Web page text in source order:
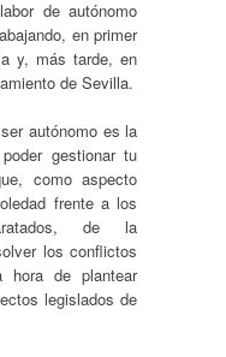
de autónomo
en primer
y, más tarde, en
de Sevilla.
autónomo es la
gestionar tu
como aspecto
frente a los
de la
los conflictos
hora de plantear
legislados de